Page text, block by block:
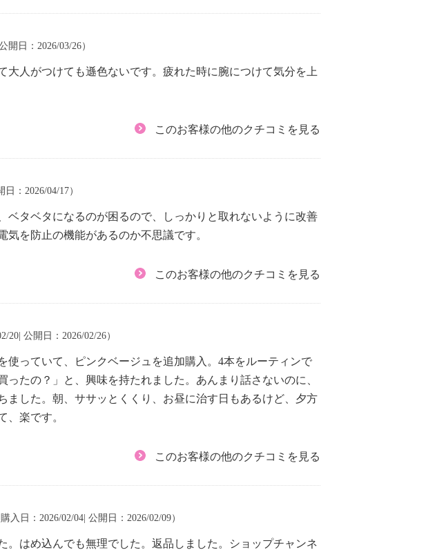
開日：2026/03/26）
人がつけても遜色ないです。疲れた時に腕につけて気分を上
このお客様の他のクチコミを見る
：2026/04/17）
タベタになるのが困るので、しっかりと取れないように改善
を防止の機能があるのか不思議です。
このお客様の他のクチコミを見る
20| 公開日：2026/02/26）
っていて、ピンクベージュを追加購入。4本をルーティンで
たの？」と、興味を持たれました。あんまり話さないのに、
した。朝、ササッとくくり、お昼に治す日もあるけど、夕方
、楽です。
このお客様の他のクチコミを見る
入日：2026/02/04| 公開日：2026/02/09）
はめ込んでも無理でした。返品しました。ショップチャンネ